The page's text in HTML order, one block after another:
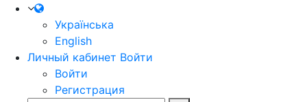
Українська
English
Личный кабинет Войти
Войти
Регистрация